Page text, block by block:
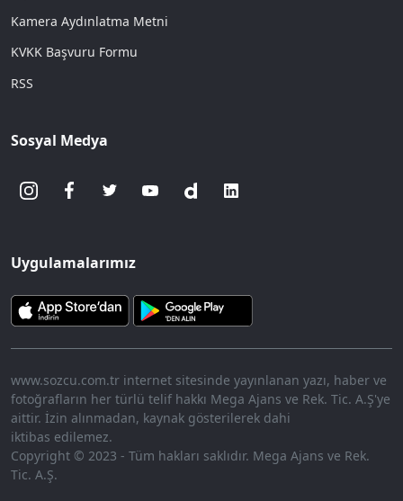
Kamera Aydınlatma Metni
KVKK Başvuru Formu
RSS
Sosyal Medya
Uygulamalarımız
www.sozcu.com.tr internet sitesinde yayınlanan yazı, haber ve
fotoğrafların her türlü telif hakkı Mega Ajans ve Rek. Tic. A.Ş'ye
aittir. İzin alınmadan, kaynak gösterilerek dahi
iktibas edilemez.
Copyright © 2023 - Tüm hakları saklıdır. Mega Ajans ve Rek.
Tic. A.Ş.